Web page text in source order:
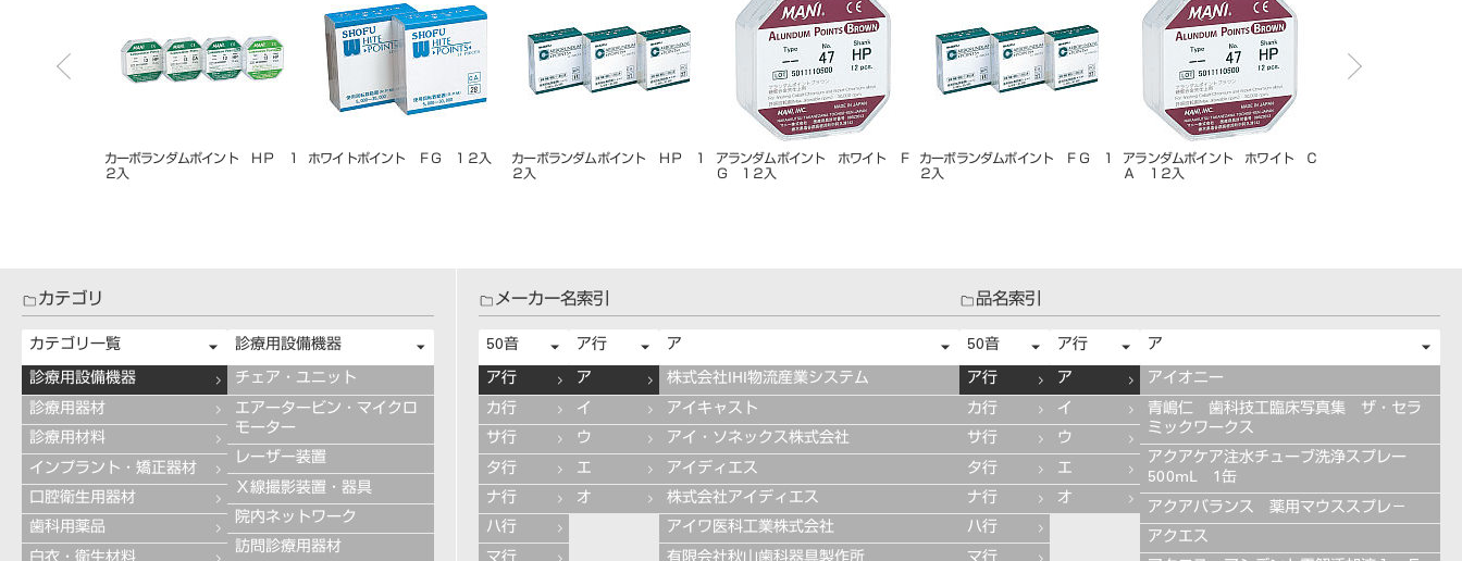
アランダムポイント ホワイト Ｃ
Ａ １２入
カーボランダムポイント ＨＰ ７
カーボランダムポイントハード Ｈ
Ｐ １２入
カーボランダムポイント ＣＡ １
２入
カーボランダムポイント ＦＧ １
２入
カーボランダムポイント ハード
ＨＰ １２入
カテゴリ
カテゴリ一覧
診療用設備機器
診療用器材
診療用材料
インプラント・矯正器材
口腔衛生用器材
歯科用薬品
診療用設備機器
チェア・ユニット
エアータービン・マイクロ
モーター
レーザー装置
Ｘ線撮影装置・器具
院内ネットワーク
訪問診療用器材
メーカー名索引
50音
ア行
カ行
サ行
タ行
ナ行
ハ行
ア行
ア
イ
ウ
エ
オ
ア
株式会社IHI物流産業システム
アイキャスト
アイ・ソネックス株式会社
アイディエス
株式会社アイディエス
アイワ医科工業株式会社
品名索引
50音
ア行
カ行
サ行
タ行
ナ行
ハ行
ア行
ア
イ
ウ
エ
オ
ア
アイオニー
青嶋仁 歯科技工臨床写真集 ザ・セラ
ミックワークス
アクアケア注水チューブ洗浄スプレー
500mL 1缶
アクアバランス 薬用マウススプレ－
アクエス